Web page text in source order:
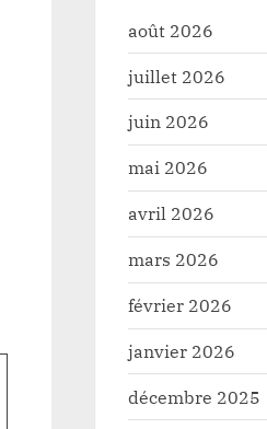
août 2026
juillet 2026
juin 2026
mai 2026
avril 2026
mars 2026
février 2026
janvier 2026
décembre 2025